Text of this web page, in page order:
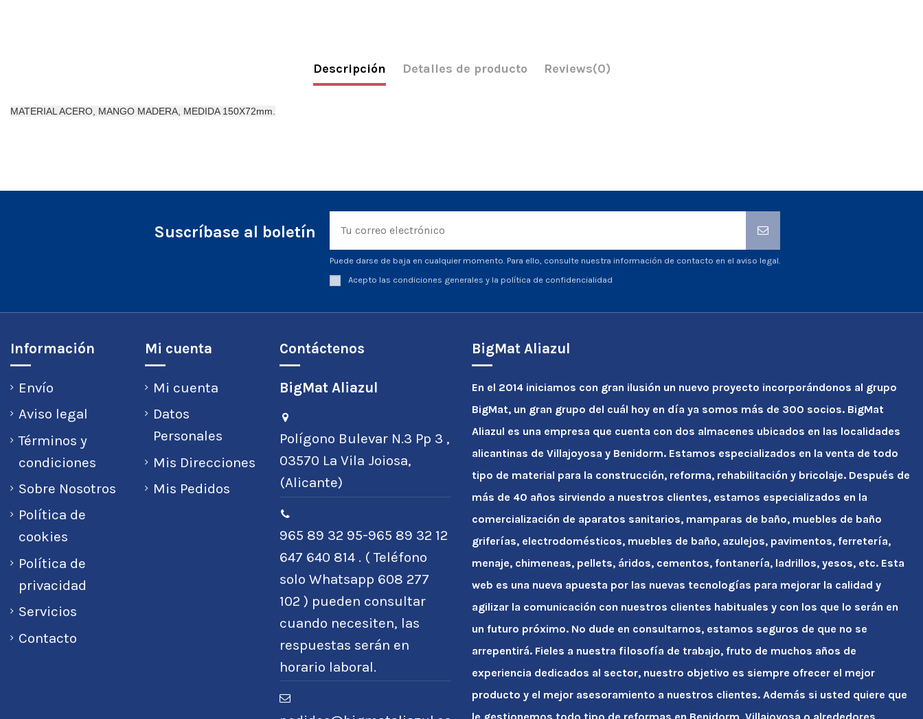
Descripción Detalles de producto Reviews(0)
MATERIAL ACERO, MANGO MADERA, MEDIDA 150X72mm.
Suscríbase al boletín
Puede darse de baja en cualquier momento. Para ello, consulte nuestra información de contacto en el aviso legal.
Acepto las condiciones generales y la política de confidencialidad
Información
Envío
Aviso legal
Términos y
condiciones
Sobre Nosotros
Política de
cookies
Política de
privacidad
Servicios
Contacto
Mi cuenta
Mi cuenta
Datos
Personales
Mis Direcciones
Mis Pedidos
Contáctenos
BigMat Aliazul
Polígono Bulevar N.3 Pp 3 ,
03570 La Vila Joiosa,
(Alicante)
965 89 32 95-965 89 32 12
647 640 814 . ( Teléfono
solo Whatsapp 608 277
102 ) pueden consultar
cuando necesiten, las
respuestas serán en
horario laboral.
BigMat Aliazul
En el 2014 iniciamos con gran ilusión un nuevo proyecto incorporándonos al grupo
BigMat, un gran grupo del cuál hoy en día ya somos más de 300 socios. BigMat
Aliazul es una empresa que cuenta con dos almacenes ubicados en las localidades
alicantinas de Villajoyosa y Benidorm. Estamos especializados en la venta de todo
tipo de material para la construcción, reforma, rehabilitación y bricolaje. Después de
más de 40 años sirviendo a nuestros clientes, estamos especializados en la
comercialización de aparatos sanitarios, mamparas de baño, muebles de baño
griferías, electrodomésticos, muebles de baño, azulejos, pavimentos, ferretería,
menaje, chimeneas, pellets, áridos, cementos, fontanería, ladrillos, yesos, etc. Esta
web es una nueva apuesta por las nuevas tecnologías para mejorar la calidad y
agilizar la comunicación con nuestros clientes habituales y con los que lo serán en
un futuro próximo. No dude en consultarnos, estamos seguros de que no se
arrepentirá. Fieles a nuestra filosofía de trabajo, fruto de muchos años de
experiencia dedicados al sector, nuestro objetivo es siempre ofrecer el mejor
producto y el mejor asesoramiento a nuestros clientes. Además si usted quiere que